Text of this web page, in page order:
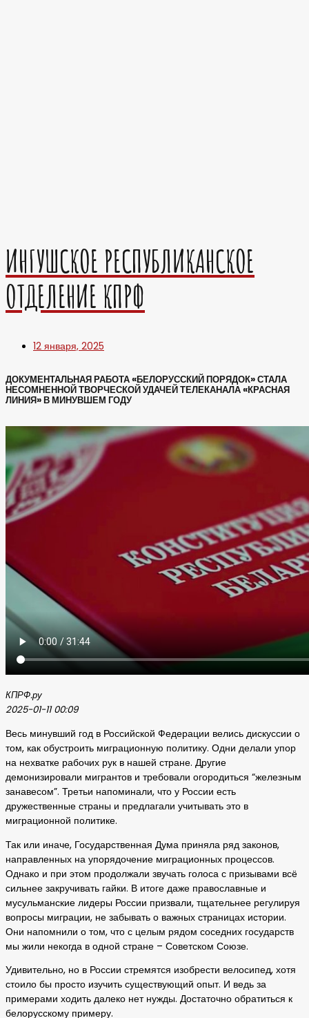
ИНГУШСКОЕ РЕСПУБЛИКАНСКОЕ
ОТДЕЛЕНИЕ КПРФ
12 января, 2025
ДОКУМЕНТАЛЬНАЯ РАБОТА «БЕЛОРУССКИЙ ПОРЯДОК» СТАЛА
НЕСОМНЕННОЙ ТВОРЧЕСКОЙ УДАЧЕЙ ТЕЛЕКАНАЛА «КРАСНАЯ
ЛИНИЯ» В МИНУВШЕМ ГОДУ
КПРФ.ру
2025-01-11 00:09
Весь минувший год в Российской Федерации велись дискуссии о
том, как обустроить миграционную политику. Одни делали упор
на нехватке рабочих рук в нашей стране. Другие
демонизировали мигрантов и требовали огородиться “железным
занавесом”. Третьи напоминали, что у России есть
дружественные страны и предлагали учитывать это в
миграционной политике.
Так или иначе, Государственная Дума приняла ряд законов,
направленных на упорядочение миграционных процессов.
Однако и при этом продолжали звучать голоса с призывами всё
сильнее закручивать гайки. В итоге даже православные и
мусульманские лидеры России призвали, тщательнее регулируя
вопросы миграции, не забывать о важных страницах истории.
Они напомнили о том, что с целым рядом соседних государств
мы жили некогда в одной стране – Советском Союзе.
Удивительно, но в России стремятся изобрести велосипед, хотя
стоило бы просто изучить существующий опыт. И ведь за
примерами ходить далеко нет нужды. Достаточно обратиться к
белорусскому примеру.